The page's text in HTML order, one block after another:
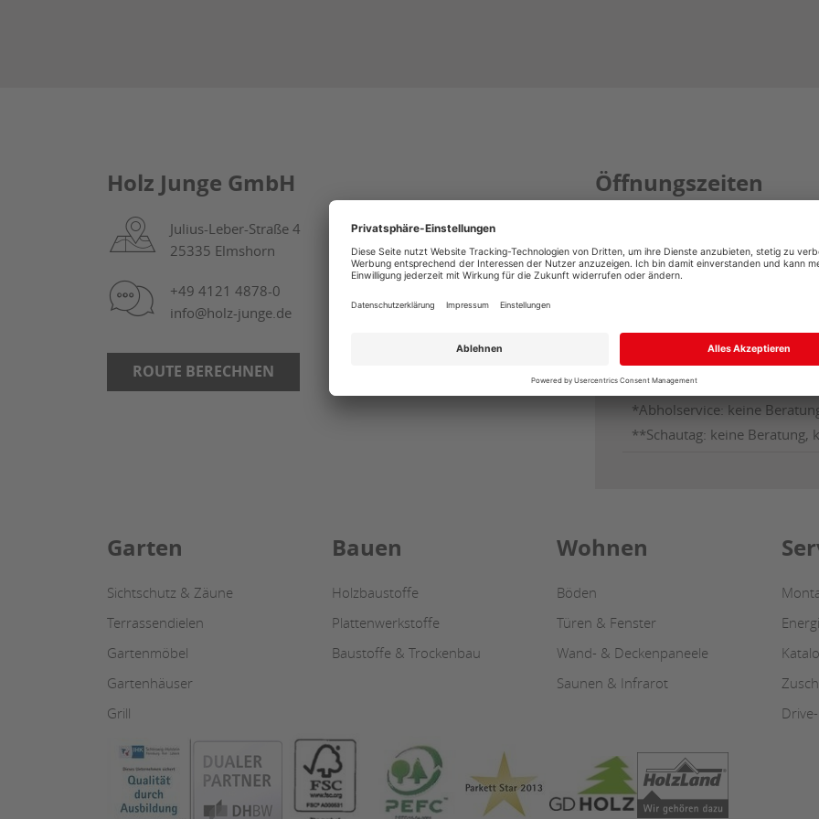
Holz Junge GmbH
Julius-Leber-Straße 4
25335 Elmshorn
+49 4121 4878-0
info@holz-junge.de
ROUTE BERECHNEN
Öffnungszeiten
Mo. - Fr.
Feiertage: geschlossen
*Abholservice: keine
**Schautag: keine Beratung,
Garten
Sichtschutz & Zäune
Terrassendielen
Gartenmöbel
Gartenhäuser
Grill
Bauen
Holzbaustoffe
Plattenwerkstoffe
Baustoffe & Trockenbau
Wohnen
Böden
Türen & Fenster
Wand- & Deckenpaneele
Saunen & Infrarot